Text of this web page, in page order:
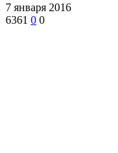
7 января 2016
6361 0 0